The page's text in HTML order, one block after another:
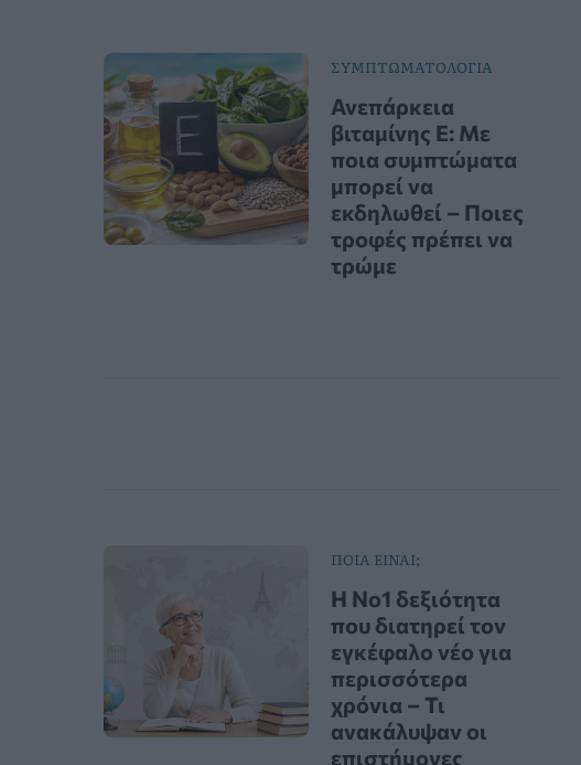
ΣΥΜΠΤΩΜΑΤΟΛΟΓΙΑ
Ανεπάρκεια
βιταμίνης Ε: Με
ποια συμπτώματα
μπορεί να
εκδηλωθεί – Ποιες
τροφές πρέπει να
τρώμε
ΠΟΙΑ ΕΙΝΑΙ;
Η Νο1 δεξιότητα
που διατηρεί τον
εγκέφαλο νέο για
περισσότερα
χρόνια – Τι
ανακάλυψαν οι
επιστήμονες